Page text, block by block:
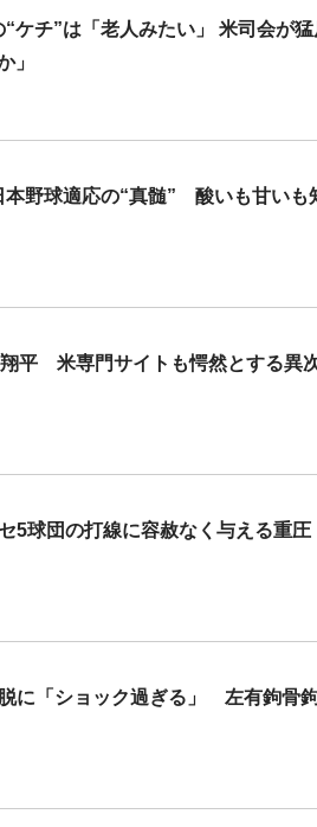
ケチ”は「老人みたい」 米司会が
」
本野球適応の“真髄” 酸いも甘いも
平 米専門サイトも愕然とする異
5球団の打線に容赦なく与える重圧
脱に「ショック過ぎる」 左有鉤骨